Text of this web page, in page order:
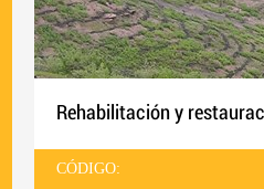
Rehabilitación y
CÓDIGO: